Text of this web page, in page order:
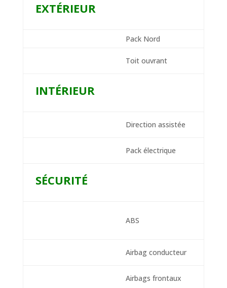
EXTÉRIEUR
Pack Nord
Toit ouvrant
INTÉRIEUR
Direction assistée
Pack électrique
SÉCURITÉ
ABS
Airbag conducteur
Airbags frontaux